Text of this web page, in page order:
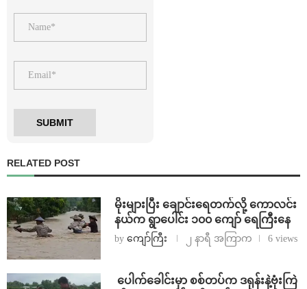
RELATED POST
⁨မိုးများပြီး ချောင်းရေတက်လို့ ကောလင်း
နယ်က ရွာပေါင်း ၁၀၀ ကျော် ရေကြီးနေ
by ကျော်ကြီး ၂ နာရီ အကြာက 6 views
⁩ ⁨ပေါက်ခေါင်းမှာ စစ်တပ်က ဒရုန်းနဲ့ဗုံးကြဲ